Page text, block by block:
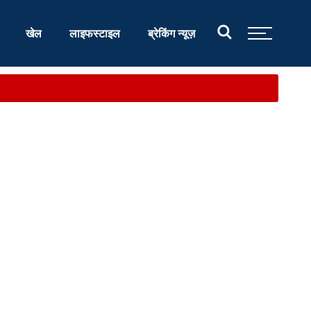
खेल लाइफस्टाइल ब्रेकिंग न्यूज़